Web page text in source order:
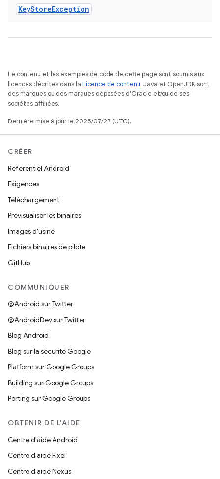
KeyStoreException
Le contenu et les exemples de code de cette page sont soumis aux
licences décrites dans la Licence de contenu. Java et OpenJDK sont
des marques ou des marques déposées d'Oracle et/ou de ses
sociétés affiliées.
Dernière mise à jour le 2025/07/27 (UTC).
CRÉER
Référentiel Android
Exigences
Téléchargement
Prévisualiser les binaires
Images d'usine
Fichiers binaires de pilote
GitHub
COMMUNIQUER
@Android sur Twitter
@AndroidDev sur Twitter
Blog Android
Blog sur la sécurité Google
Platform sur Google Groups
Building sur Google Groups
Porting sur Google Groups
OBTENIR DE L'AIDE
Centre d'aide Android
Centre d'aide Pixel
Centre d'aide Nexus